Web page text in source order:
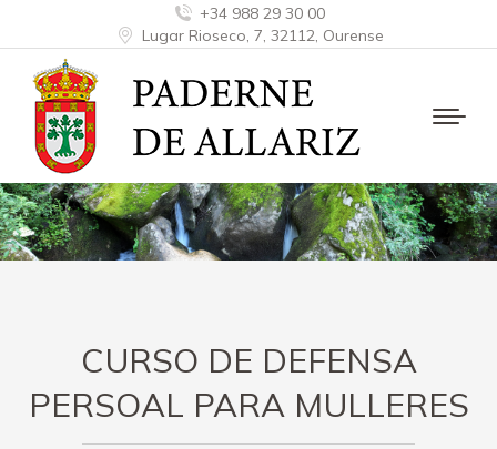
+34 988 29 30 00
Lugar Rioseco, 7, 32112, Ourense
CURSO DE DEFENSA
PERSOAL PARA MULLERES